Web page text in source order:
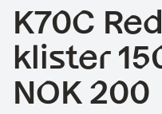
K70C
klister
Pris:
NOK 200